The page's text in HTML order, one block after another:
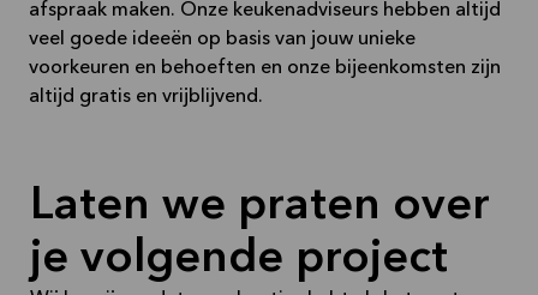
afspraak maken. Onze keukenadviseurs hebben altijd
veel goede ideeën op basis van jouw unieke
voorkeuren en behoeften en onze bijeenkomsten zijn
altijd gratis en vrijblijvend.
Laten we praten over
je volgende project